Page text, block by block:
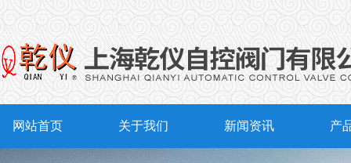
网站首页 关于我们 新闻资讯 产